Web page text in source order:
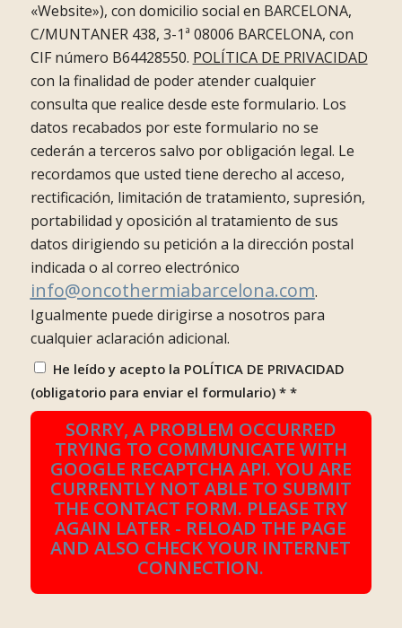
«Website»), con domicilio social en BARCELONA,
C/MUNTANER 438, 3-1ª 08006 BARCELONA, con
CIF número B64428550. POLÍTICA DE PRIVACIDAD
con la finalidad de poder atender cualquier
consulta que realice desde este formulario. Los
datos recabados por este formulario no se
cederán a terceros salvo por obligación legal. Le
recordamos que usted tiene derecho al acceso,
rectificación, limitación de tratamiento, supresión,
portabilidad y oposición al tratamiento de sus
datos dirigiendo su petición a la dirección postal
indicada o al correo electrónico
info@oncothermiabarcelona.com.
Igualmente puede dirigirse a nosotros para
cualquier aclaración adicional.
He leído y acepto la POLÍTICA DE PRIVACIDAD
(obligatorio para enviar el formulario) * *
SORRY, A PROBLEM OCCURRED
TRYING TO COMMUNICATE WITH
GOOGLE RECAPTCHA API. YOU ARE
CURRENTLY NOT ABLE TO SUBMIT
THE CONTACT FORM. PLEASE TRY
AGAIN LATER - RELOAD THE PAGE
AND ALSO CHECK YOUR INTERNET
CONNECTION.